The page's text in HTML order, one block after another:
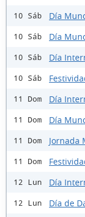
10 Sáb Día
10 Sáb Día
10 Sáb Día
10 Sáb
11 Dom Día
11 Dom Día
11 Dom Jornada
11 Dom
12 Lun Día
12 Lun Día de